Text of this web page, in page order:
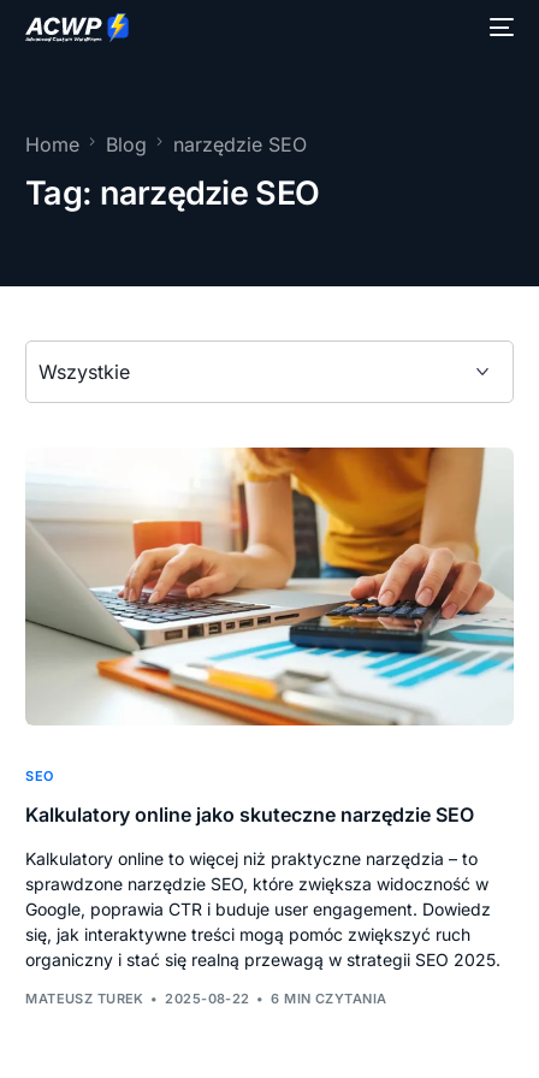
Home Blog narzędzie SEO
Tag: narzędzie SEO
SEO
Kalkulatory online jako skuteczne narzędzie SEO
Kalkulatory online to więcej niż praktyczne narzędzia – to
sprawdzone narzędzie SEO, które zwiększa widoczność w
Google, poprawia CTR i buduje user engagement. Dowiedz
się, jak interaktywne treści mogą pomóc zwiększyć ruch
organiczny i stać się realną przewagą w strategii SEO 2025.
MATEUSZ TUREK 2025-08-22 6 MIN CZYTANIA